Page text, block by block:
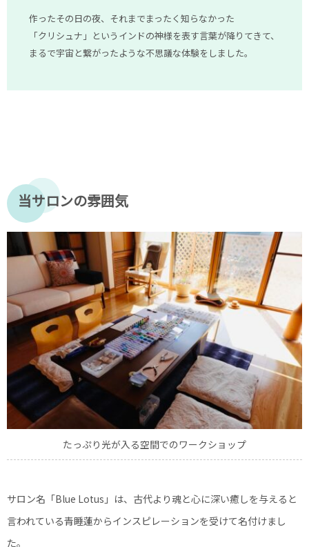
作ったその日の夜、 それまでまったく知らなかった
「クリシュナ」というインドの神様を表す言葉が降りてきて、
まるで宇宙と繋がったような不思議な体験をしました。
当サロンの雰囲気
たっぷり光が入る空間でのワークショップ
サロン名「Blue Lotus」は、古代より魂と心に深い癒しを与えると
言われている青睡蓮からインスピレーションを受けて名付けまし
た。